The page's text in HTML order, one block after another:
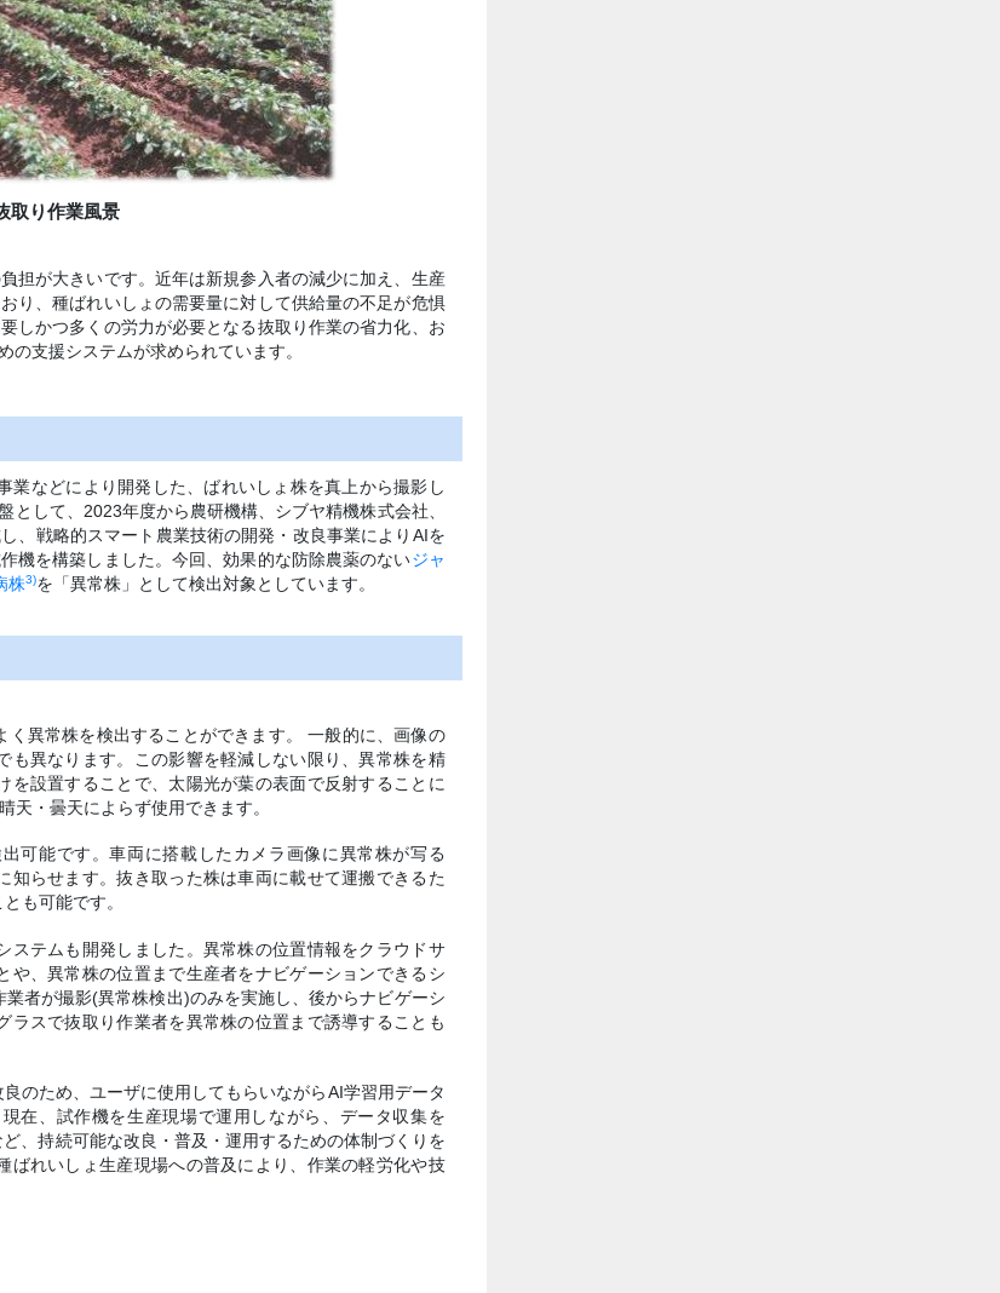
取り作業風景
担が大きいです。近年は新規参入者の減少に加え、生産
り、種ばれいしょの需要量に対して供給量の不足が危惧
しかつ多くの労力が必要となる抜取り作業の省力化、お
の支援システムが求められています。
などにより開発した、ばれいしょ株を真上から撮影し
して、2023年度から農研機構、シブヤ精機株式会社、
、戦略的スマート農業技術の開発・改良事業によりAIを
機を構築しました。今回、効果的な防除農薬のないジャ
株3)を「異常株」として検出対象としています。
異常株を検出することができます。 一般的に、画像の
も異なります。この影響を軽減しない限り、異常株を精
を設置することで、太陽光が葉の表面で反射することに
天・曇天によらず使用できます。
可能です。車両に搭載したカメラ画像に異常株が写る
知らせます。抜き取った株は車両に載せて運搬できるた
も可能です。
ステムも開発しました。異常株の位置情報をクラウドサ
や、異常株の位置まで生産者をナビゲーションできるシ
者が撮影(異常株検出)のみを実施し、後からナビゲーシ
ラスで抜取り作業者を異常株の位置まで誘導することも
のため、ユーザに使用してもらいながらAI学習用データ
在、試作機を生産現場で運用しながら、データ収集を
、持続可能な改良・普及・運用するための体制づくりを
ばれいしょ生産現場への普及により、作業の軽労化や技